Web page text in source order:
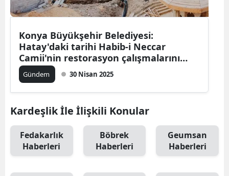
Konya Büyükşehir Belediyesi:
Hatay'daki tarihi Habib-i Neccar
Camii'nin restorasyon çalışmalarını
hızla sürdürüyor
Gündem 30 Nisan 2025
Kardeşlik İle İlişkili Konular
Fedakarlık
Haberleri
Böbrek
Haberleri
Geumsan
Haberleri